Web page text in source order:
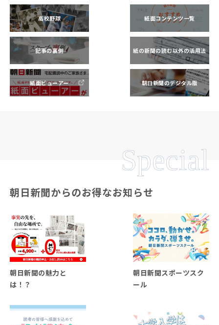
高校野球 紙面コンテンツ一覧
記事の裏側 紙の新聞の読む以外の活用法
紙面ビューアー 朝日新聞のデジタル版
Special
朝日新聞からのお得なお知らせ
朝日新聞の魅力と
は！？
朝日新聞スポーツスク
ール